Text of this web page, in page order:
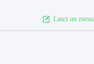
Lasci un